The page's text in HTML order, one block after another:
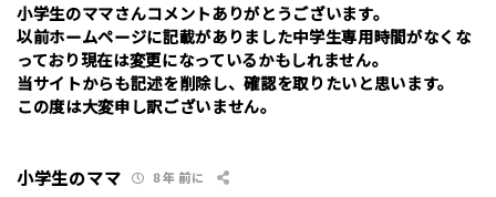
スパム防止のため「スケパ」と入力ください
小学生のママさんコメントありがとうございます。
以前ホームページに記載がありました中学生専用時間がなくな
っており現在は変更になっているかもしれません。
当サイトからも記述を削除し、確認を取りたいと思います。
この度は大変申し訳ございません。
小学生のママ 8 年 前に